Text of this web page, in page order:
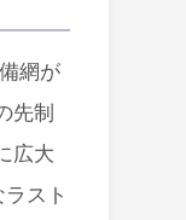
網が
先制
広大
スト